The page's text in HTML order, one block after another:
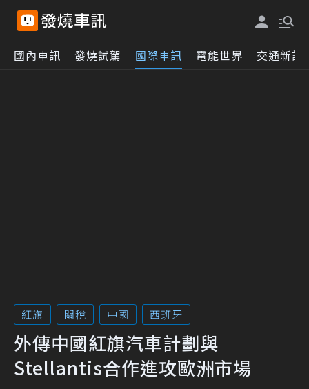
國內車訊 發燒試駕 國際車訊 電能世界 交通新訊
紅旗 關稅 中國 西班牙
外傳中國紅旗汽車計劃與
Stellantis合作進攻歐洲市場